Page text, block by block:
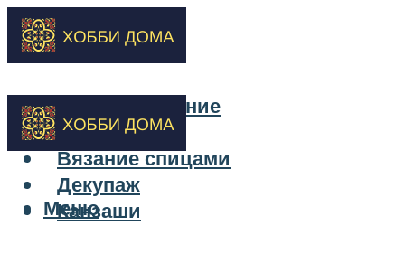
Бисероплетение
Вышивка
Вязание спицами
Декупаж
Канзаши
Меню